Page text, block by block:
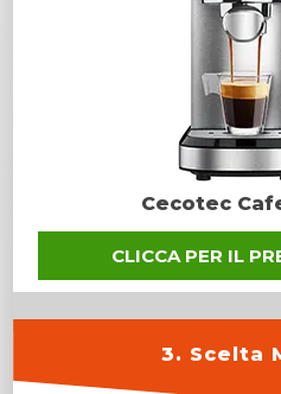
Cecotec
CLICCA PER IL
3. Scelta